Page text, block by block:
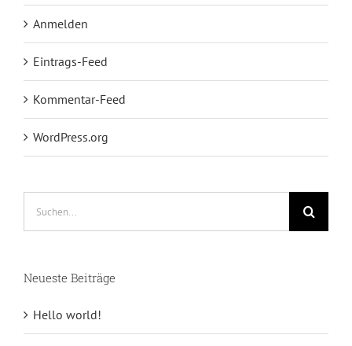
Anmelden
Eintrags-Feed
Kommentar-Feed
WordPress.org
Neueste Beiträge
Hello world!